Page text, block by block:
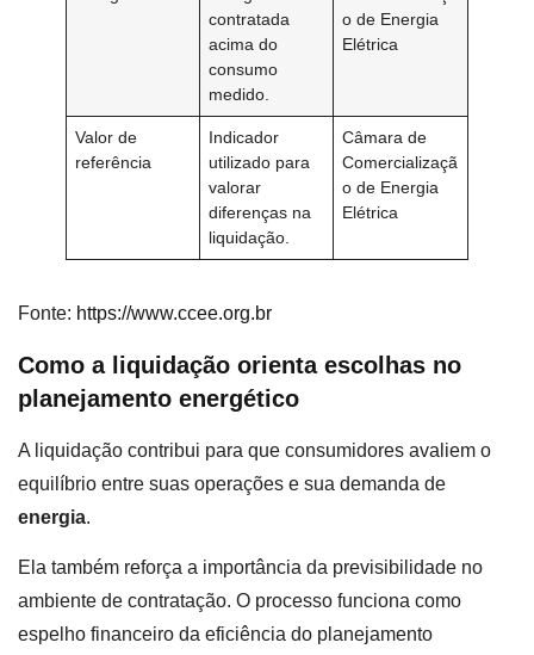
contratada
acima do
consumo
medido.
o de Energia
Elétrica
Valor de
referência
Indicador
utilizado para
valorar
diferenças na
liquidação.
Câmara de
Comercializaçã
o de Energia
Elétrica
Fonte: https://www.ccee.org.br
Como a liquidação orienta escolhas no
planejamento energético
A liquidação contribui para que consumidores avaliem o
equilíbrio entre suas operações e sua demanda de
energia.
Ela também reforça a importância da previsibilidade no
ambiente de contratação. O processo funciona como
espelho financeiro da eficiência do planejamento